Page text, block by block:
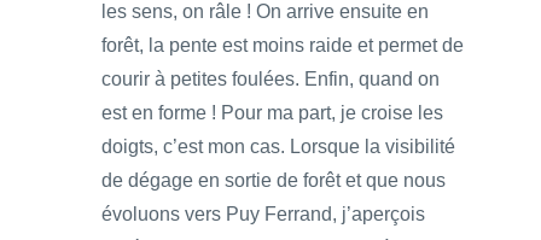
les sens, on râle ! On arrive ensuite en
forêt, la pente est moins raide et permet de
courir à petites foulées. Enfin, quand on
est en forme ! Pour ma part, je croise les
doigts, c’est mon cas. Lorsque la visibilité
de dégage en sortie de forêt et que nous
évoluons vers Puy Ferrand, j’aperçois